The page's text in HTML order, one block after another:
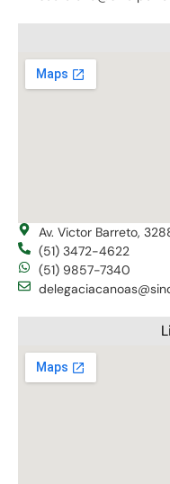
Av. Victor Barreto,
(51) 3472-4622
(51) 9857-7340